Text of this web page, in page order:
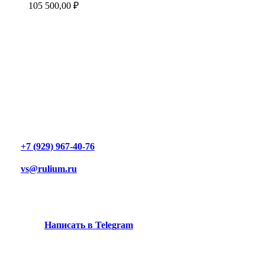
105 500,00 ₽
+7 (929) 967-40-76
vs@rulium.ru
Написать в Telegram